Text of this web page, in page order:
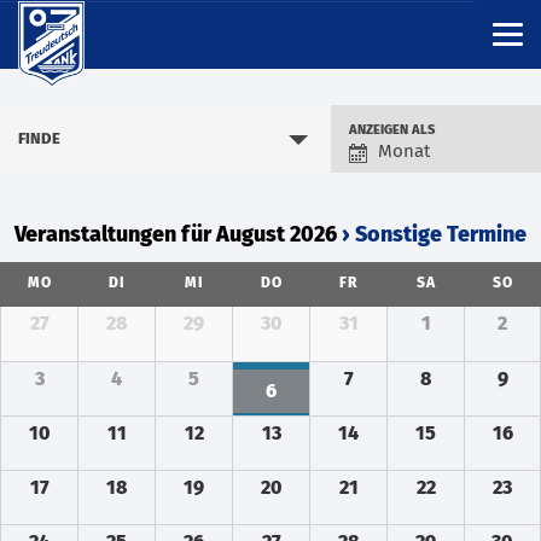
FINDE
Navigation
ANZEIGEN ALS
Monat
Veranstaltungen für August 2026 › Sonstige Termine
MO DI MI DO FR SA SO
27 28 29 30 31 1 2
3 4 5
6
7 8 9
10 11 12 13 14 15 16
17 18 19 20 21 22 23